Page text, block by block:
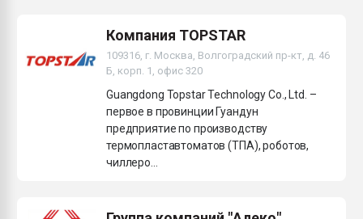
Компания TOPSTAR
109316, г. Москва, Волгоградский пр-кт, д. 46
Б, корп. 1, офис 320
Guangdong Topstar Technology Co., Ltd. –
первое в провинции Гуандун
предприятие по производству
термопластавтоматов (ТПА), роботов,
чиллеро...